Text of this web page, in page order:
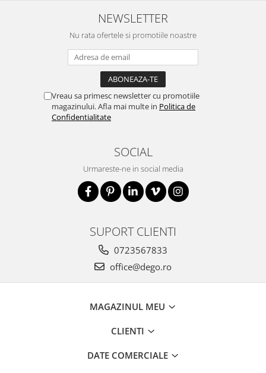
NEWSLETTER
Nu rata ofertele si promotiile noastre
Vreau sa primesc newsletter cu promotiile
magazinului. Afla mai multe in Politica de
Confidentialitate
SOCIAL
Urmareste-ne in social media
SUPORT CLIENTI
0723567833
office@dego.ro
MAGAZINUL MEU
CLIENTI
DATE COMERCIALE